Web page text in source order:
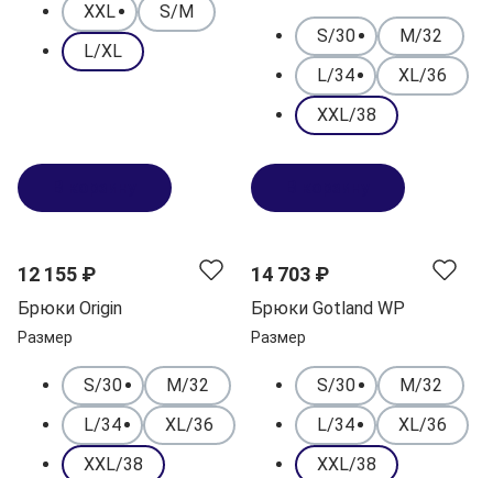
XXL
S/M
L/XL
S/30
M/32
L/34
XL/36
XXL/38
12 155 ₽
Брюки Origin
Размер
S/30
M/32
L/34
XL/36
XXL/38
14 703 ₽
Брюки Gotland WP
Размер
S/30
M/32
L/34
XL/36
XXL/38